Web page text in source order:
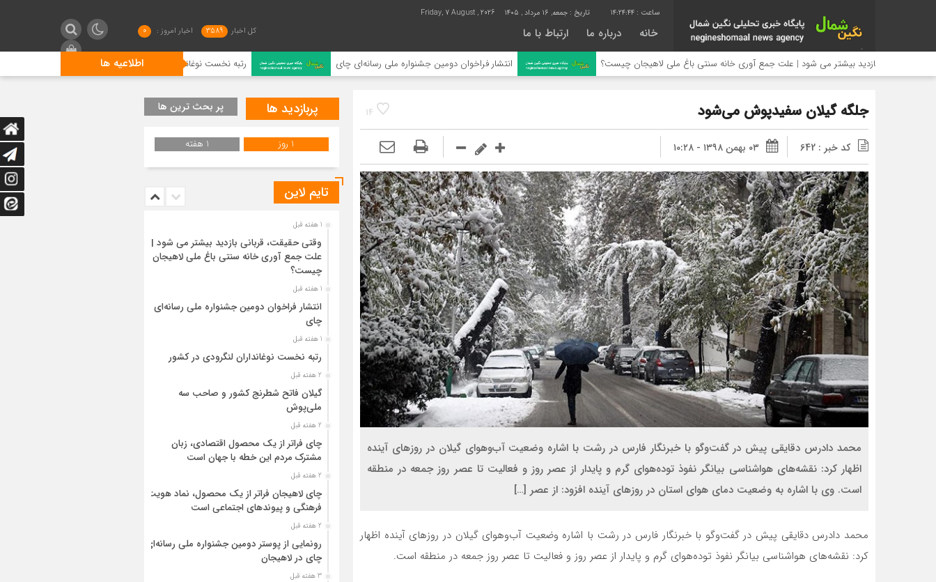
14:24:44 تاریخ : جمعه, ۱۶ مرداد , ۱۴۰۵ Friday, 7 August , 2026
خانه درباره ما ارتباط با ما کل اخبار 3589 اخبار امروز : 0
اطلاعیه ها بازدید بیشتر می شود | علت جمع آوری خانه سنتی باغ ملی لاهیجان چیست؟ انتشار فراخوان دومین جشنواره ملی رسانه‌ای چای رتبه نخست نوغانداران لنگرودی در کشور
14 جلگه گیلان سفیدپوش می‌شود
کد خبر : 642 ۰۳ بهمن ۱۳۹۸ - ۱۰:۲۸
محمد دادرس دقایقی پیش در گفت‌وگو با خبرنگار فارس در رشت با اشاره وضعیت آب‌وهوای گیلان در روزهای آینده
اظهار کرد: نقشه‌های هواشناسی بیانگر نفوذ توده‌هوای گرم و پایدار از عصر روز و فعالیت تا عصر روز جمعه در منطقه
است. وی با اشاره به وضعیت دمای هوای استان در روزهای آینده افزود: از عصر […]
محمد دادرس دقایقی پیش در گفت‌وگو با خبرنگار فارس در رشت با اشاره وضعیت آب‌وهوای گیلان در روزهای آینده اظهار
کرد: نقشه‌های هواشناسی بیانگر نفوذ توده‌هوای گرم و پایدار از عصر روز و فعالیت تا عصر روز جمعه در منطقه است.
پربازدید ها پر بحث ترین ها
1 روز 1 هفته
تایم لاین
1 هفته قبل
وقتی حقیقت، قربانی بازدید بیشتر می شود |
علت جمع آوری خانه سنتی باغ ملی لاهیجان
چیست؟
1 هفته قبل
انتشار فراخوان دومین جشنواره ملی رسانه‌ای
چای
1 هفته قبل
رتبه نخست نوغانداران لنگرودی در کشور
2 هفته قبل
گیلان فاتح شطرنج کشور و صاحب سه
ملی‌پوش
2 هفته قبل
چای فراتر از یک محصول اقتصادی، زبان
مشترک مردم این خطه با جهان است
2 هفته قبل
چای لاهیجان فراتر از یک محصول، نماد هویت
فرهنگی و پیوندهای اجتماعی است
2 هفته قبل
رونمایی از پوستر دومین جشنواره ملی رسانه‌ای
چای در لاهیجان
3 هفته قبل